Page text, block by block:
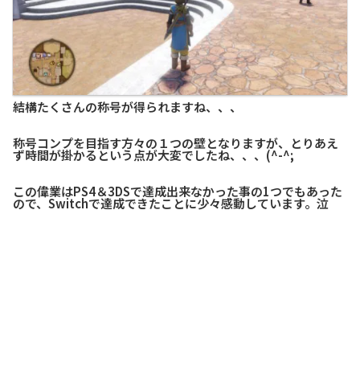
結構たくさんの称号が得られますね、、、
称号コンプを目指す方々の１つの壁となりますが、とりあえ
ず時間が掛かるという点が大変でしたね、、、(^-^;
この偉業はPS4＆3DSで達成出来なかった事の1つでもあった
ので、Switchで達成できたことに少々感動しています。泣